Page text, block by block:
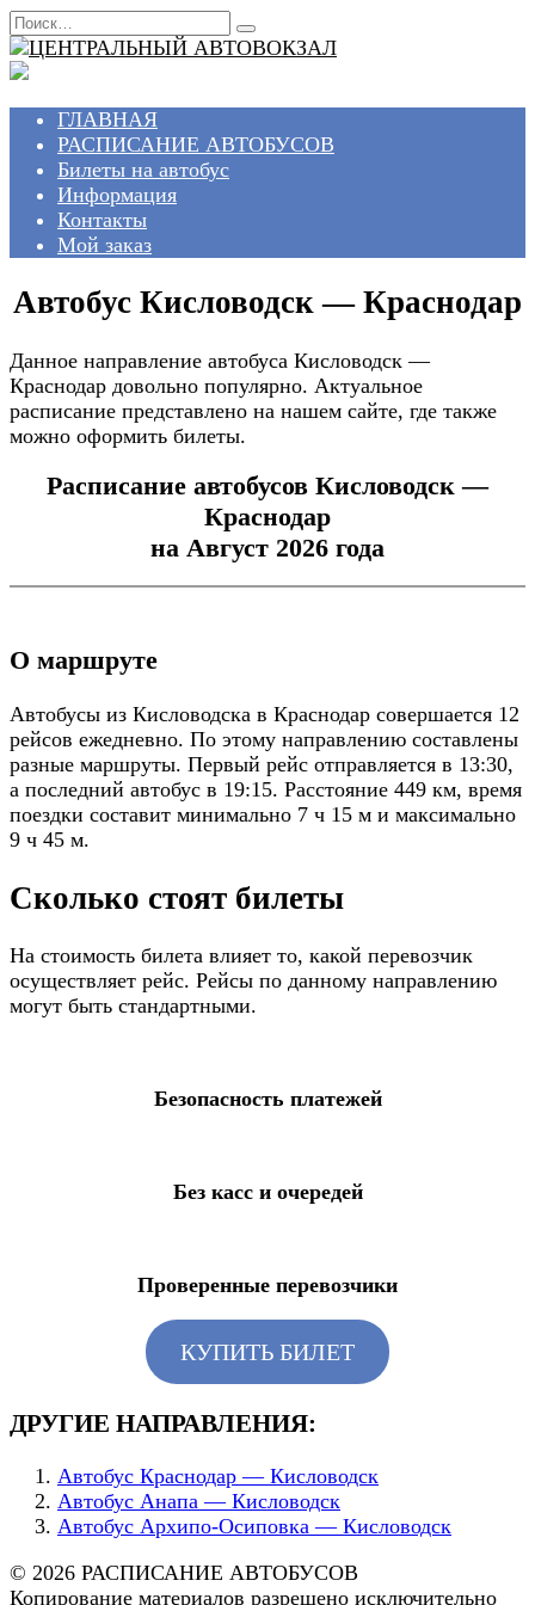
Перейти
к
содержанию
Search
for:
ГЛАВНАЯ
РАСПИСАНИЕ АВТОБУСОВ
Билеты на автобус
Информация
Контакты
Мой заказ
Автобус Кисловодск — Краснодар
Данное направление автобуса Кисловодск —
Краснодар довольно популярно. Актуальное
расписание представлено на нашем сайте, где также
можно оформить билеты.
Расписание автобусов Кисловодск —
Краснодар
на Август 2026 года
О маршруте
Автобусы из Кисловодска в Краснодар совершается 12
рейсов ежедневно. По этому направлению составлены
разные маршруты. Первый рейс отправляется в 13:30,
а последний автобус в 19:15. Расстояние 449 км, время
поездки составит минимально 7 ч 15 м и максимально
9 ч 45 м.
Сколько стоят билеты
На стоимость билета влияет то, какой перевозчик
осуществляет рейс. Рейсы по данному направлению
могут быть стандартными.
Безопасность платежей
Без касс и очередей
Проверенные перевозчики
КУПИТЬ БИЛЕТ
ДРУГИЕ НАПРАВЛЕНИЯ:
Автобус Краснодар — Кисловодск
Автобус Анапа — Кисловодск
Автобус Архипо-Осиповка — Кисловодск
© 2026 РАСПИСАНИЕ АВТОБУСОВ
Копирование материалов разрешено исключительно